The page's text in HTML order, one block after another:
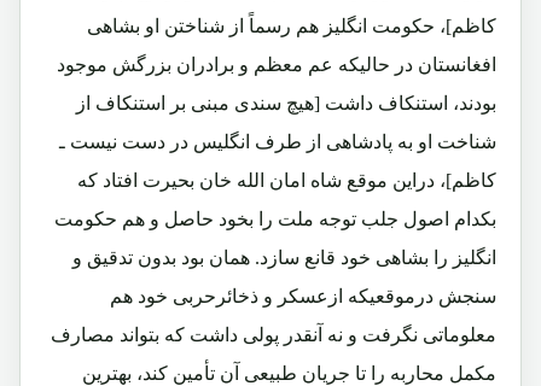
کاظم]، حکومت انگلیز هم رسماً از شناختن او بشاهی
افغانستان در حالیکه عم معظم و برادران بزرگش موجود
بودند، استنکاف داشت [هیچ سندی مبنی بر استنکاف از
شناخت او به پادشاهی از طرف انگلیس در دست نیست ـ
کاظم]، دراین موقع شاه امان الله خان بحیرت افتاد که
بکدام اصول جلب توجه ملت را بخود حاصل و هم حکومت
انگلیز را بشاهی خود قانع سازد. همان بود بدون تدقیق و
سنجش درموقعیکه ازعسکر و ذخائرحربی خود هم
معلوماتی نگرفت و نه آنقدر پولی داشت که بتواند مصارف
مکمل محاربه را تا جریان طبیعی آن تأمین کند، بهترین